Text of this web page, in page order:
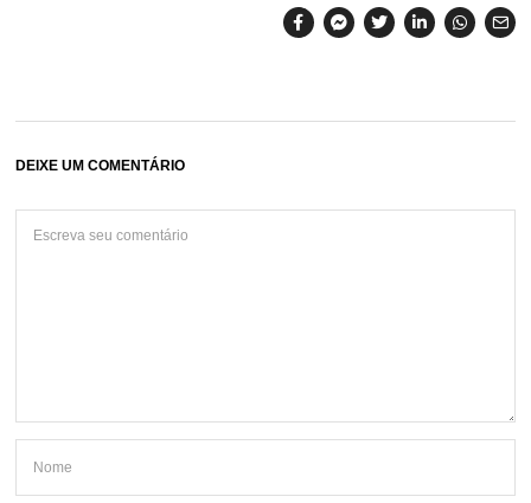
DEIXE UM COMENTÁRIO